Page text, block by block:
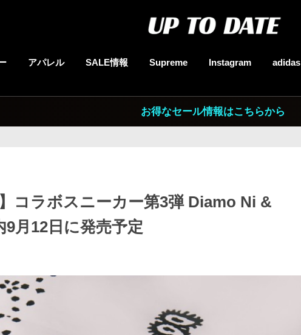
アパレル SALE情報 Supreme Instagram adidas
お得なセール情報はこちらから
コラボスニーカー第3弾 Diamo Ni &
月12日に発売予定